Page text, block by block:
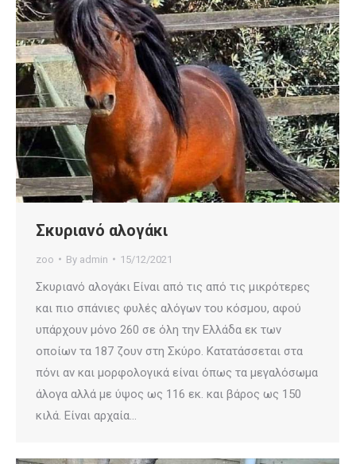
Σκυριανό αλογάκι
zoo By admin 15/12/2021
Σκυριανό αλογάκι Είναι από τις από τις μικρότερες
και πιο σπάνιες φυλές αλόγων του κόσμου, αφού
υπάρχουν μόνο 260 σε όλη την Ελλάδα εκ των
οποίων τα 187 ζουν στη Σκύρο. Κατατάσσεται στα
πόνι αν και μορφολογικά είναι όπως τα μεγαλόσωμα
άλογα αλλά με ύψος ως 116 εκ. και βάρος ως 150
κιλά. Είναι αρχαία…